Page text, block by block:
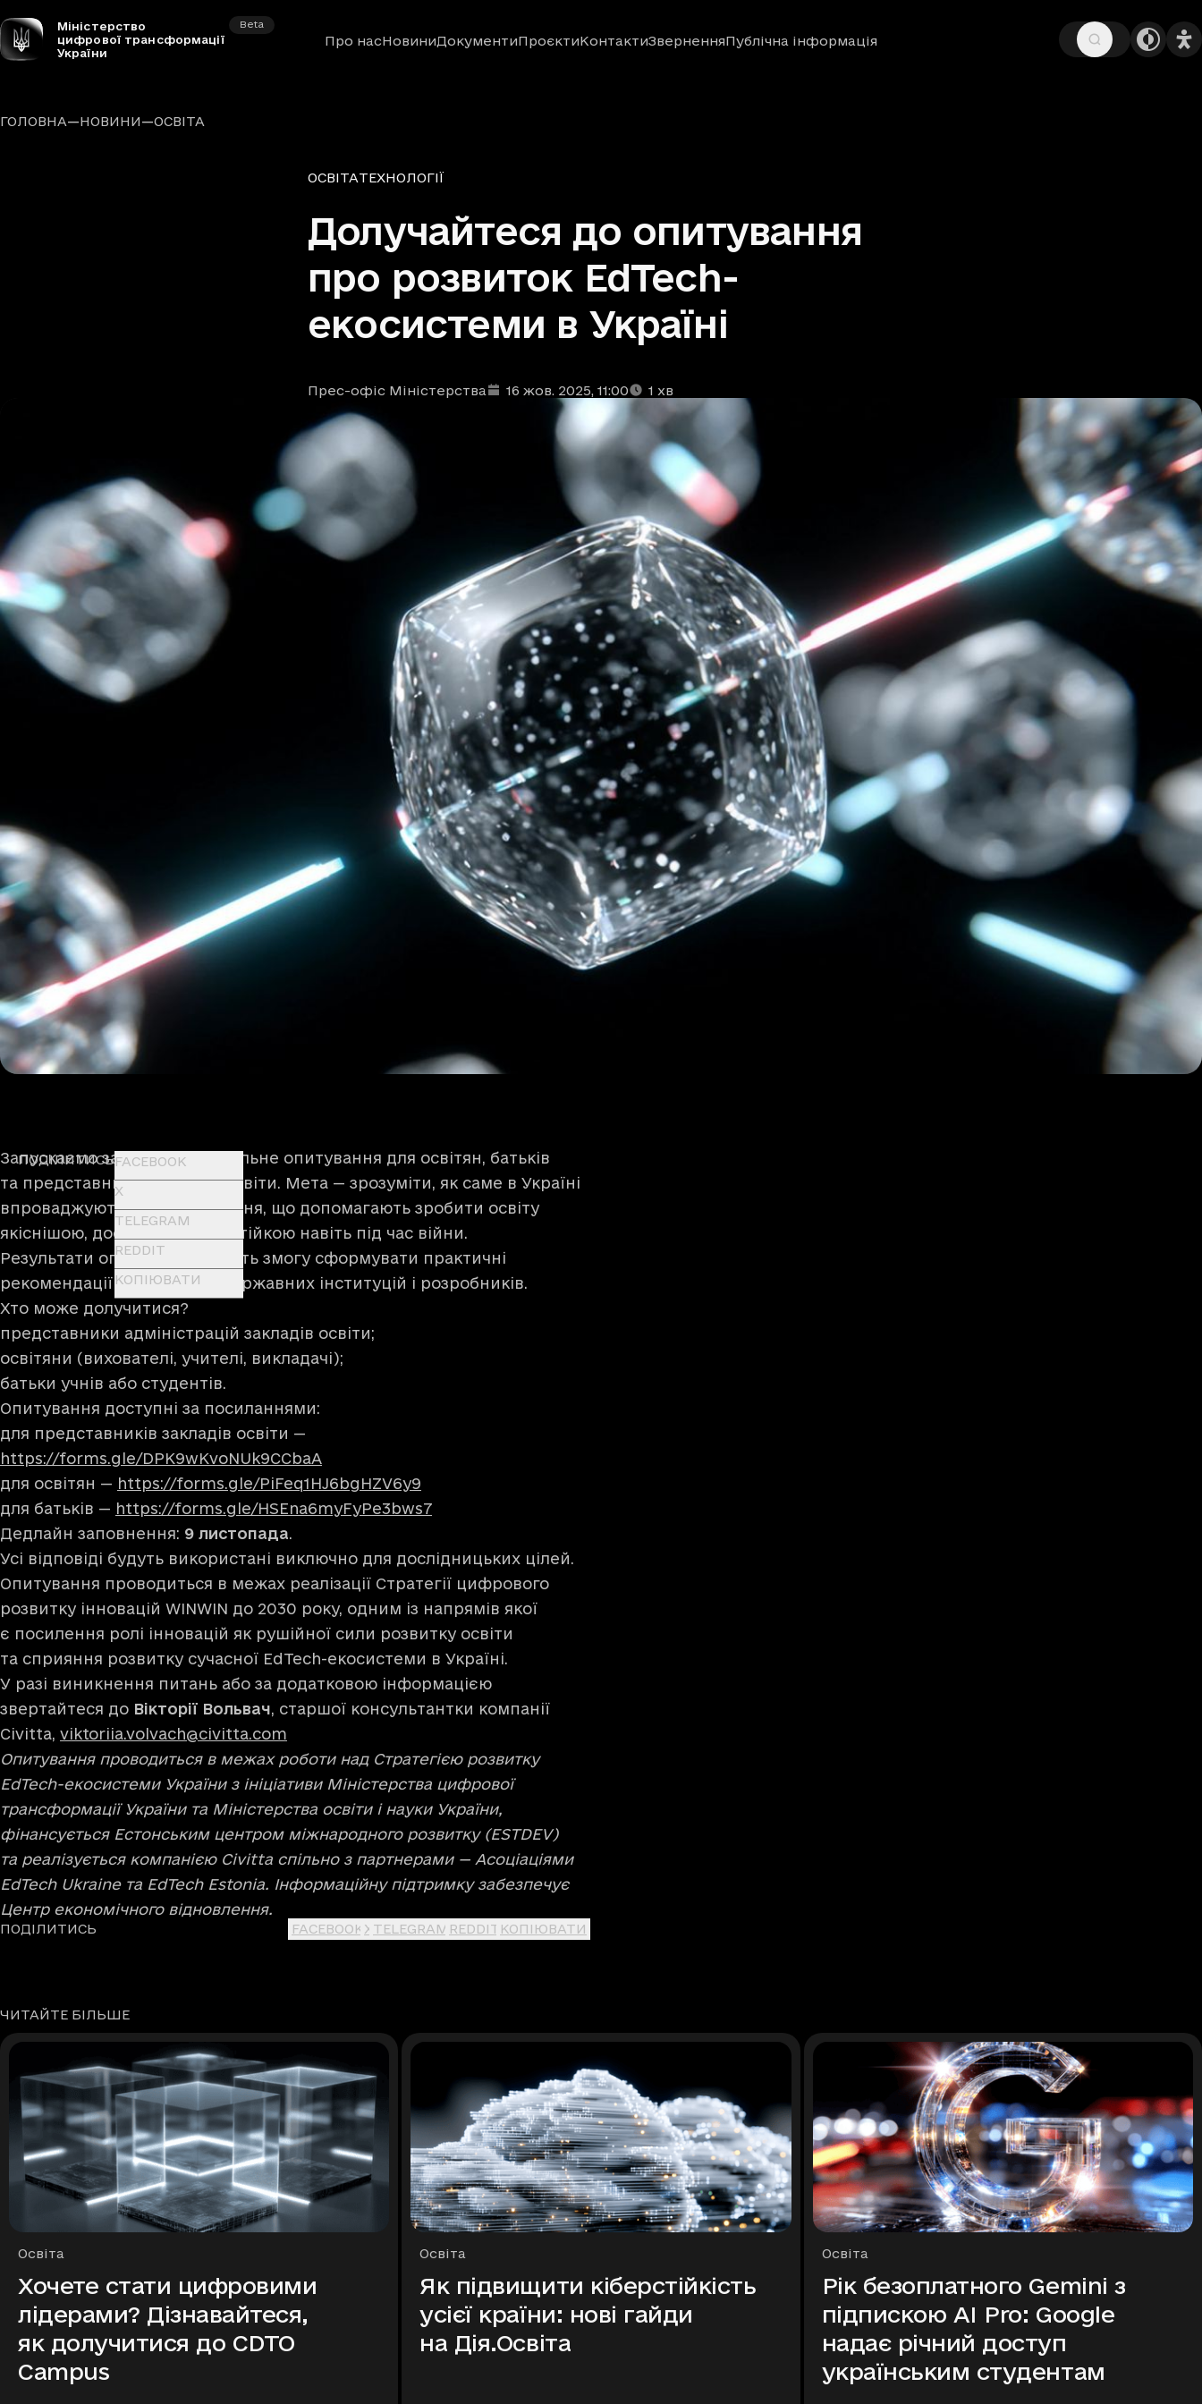
Міністерство
цифрової трансформації
України
Beta
Про насНовиниДокументиПроєктиКонтактиЗверненняПублічна інформація
ГОЛОВНА—НОВИНИ—ОСВІТА
Рубрики
ОСВІТАТЕХНОЛОГІЇ
Долучайтеся до опитування
про розвиток EdTech-
екосистеми в Україні
Автори
Прес-офіс Міністерства
Дата та час публікації : 16 жов. 2025, 11:00
Час читання: 1 хв
ПОДІЛИТИСЬFACEBOOK
X
TELEGRAM
REDDIT
КОПІЮВАТИ
Запускаємо загальнонаціональне опитування для освітян, батьків
та представників закладів освіти. Мета — зрозуміти, як саме в Україні
впроваджують EdTech-рішення, що допомагають зробити освіту
якіснішою, доступнішою та стійкою навіть під час війни.
​​Результати опитування дадуть змогу сформувати практичні
рекомендації для освітян, державних інституцій і розробників.
Хто може долучитися?
представники адміністрацій закладів освіти;
освітяни (вихователі, учителі, викладачі);
батьки учнів або студентів.
Опитування доступні за посиланнями:
для представників закладів освіти —
https://forms.gle/DPK9wKvoNUk9CCbaA
для освітян — https://forms.gle/PiFeq1HJ6bgHZV6y9
для батьків — https://forms.gle/HSEna6myFyPe3bws7
Дедлайн заповнення: 9 листопада.
Усі відповіді будуть використані виключно для дослідницьких цілей.
Опитування проводиться в межах реалізації Стратегії цифрового
розвитку інновацій WINWIN до 2030 року, одним із напрямів якої
є посилення ролі інновацій як рушійної сили розвитку освіти
та сприяння розвитку сучасної EdTech-екосистеми в Україні.
У разі виникнення питань або за додатковою інформацією
звертайтеся до Вікторії Вольвач, старшої консультантки компанії
Civitta, viktoriia.volvach@civitta.com
Опитування проводиться в межах роботи над Стратегією розвитку
EdTech-екосистеми України з ініціативи Міністерства цифрової
трансформації України та Міністерства освіти і науки України,
фінансується Естонським центром міжнародного розвитку (ESTDEV)
та реалізується компанією Civitta спільно з партнерами — Асоціаціями
EdTech Ukraine та EdTech Estonia. Інформаційну підтримку забезпечує
Центр економічного відновлення.
ПОДІЛИТИСЬ FACEBOOK X TELEGRAM REDDIT КОПІЮВАТИ
ЧИТАЙТЕ БІЛЬШЕ
Рубрики
Освіта
Хочете стати цифровими
лідерами? Дізнавайтеся,
як долучитися до CDTO
Campus
Рубрики
Освіта
Як підвищити кіберстійкість
усієї країни: нові гайди
на Дія.Освіта
Рубрики
Освіта
Рік безоплатного Gemini з
підпискою AI Pro: Google
надає річний доступ
українським студентам